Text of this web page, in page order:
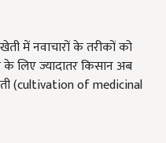
में नवाचारों के तरीकों को
लिए ज्यादातर किसान अब
(cultivation of medicinal